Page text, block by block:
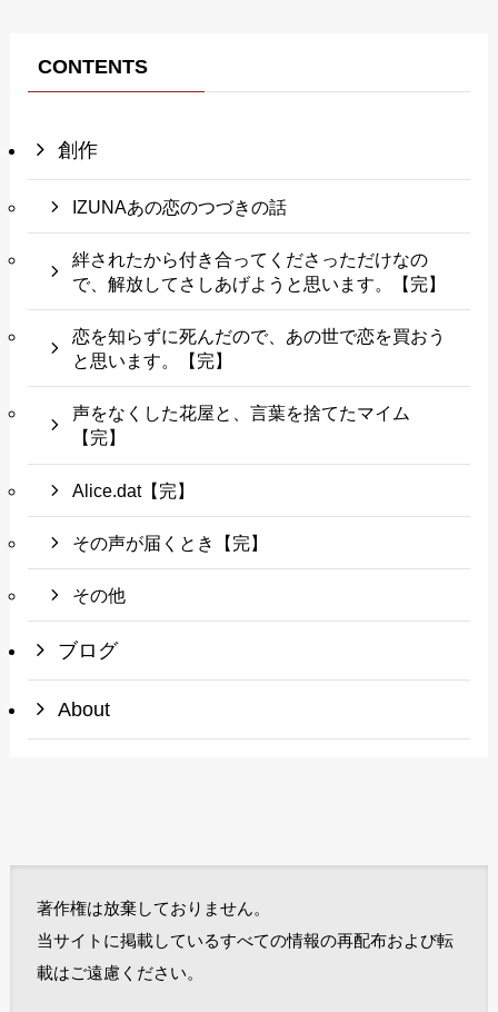
CONTENTS
創作
IZUNAあの恋のつづきの話
絆されたから付き合ってくださっただけなの
で、解放してさしあげようと思います。【完】
恋を知らずに死んだので、あの世で恋を買おう
と思います。【完】
声をなくした花屋と、言葉を捨てたマイム
【完】
Alice.dat【完】
その声が届くとき【完】
その他
ブログ
About
著作権は放棄しておりません。
当サイトに掲載しているすべての情報の再配布および転
載はご遠慮ください。